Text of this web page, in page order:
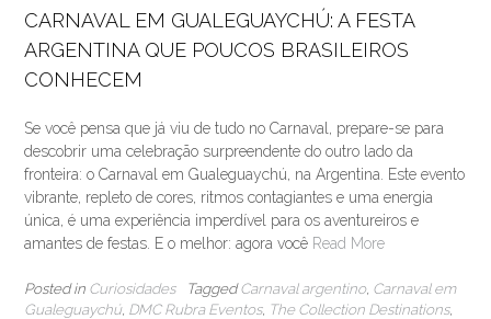
CARNAVAL EM GUALEGUAYCHÚ: A FESTA
ARGENTINA QUE POUCOS BRASILEIROS
CONHECEM
Se você pensa que já viu de tudo no Carnaval, prepare-se para
descobrir uma celebração surpreendente do outro lado da
fronteira: o Carnaval em Gualeguaychú, na Argentina. Este evento
vibrante, repleto de cores, ritmos contagiantes e uma energia
única, é uma experiência imperdível para os aventureiros e
amantes de festas. E o melhor: agora você Read More
Posted in Curiosidades TaggedCarnaval argentino, Carnaval em
Gualeguaychú, DMC Rubra Eventos, The Collection Destinations,